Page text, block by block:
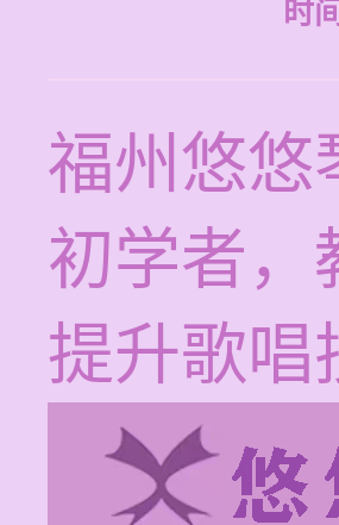
时
福州悠悠
初学者，
提升歌唱